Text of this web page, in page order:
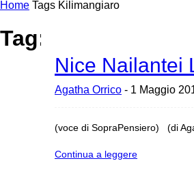
Home Tags Kilimangiaro
Tag: Kilimangiaro
Nice Nailantei
Agatha Orrico - 1 Maggio
(voce di SopraPensiero) (di
Continua a leggere